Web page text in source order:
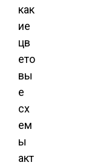
как
ие
цв
ето
вы
е
сх
ем
ы
акт